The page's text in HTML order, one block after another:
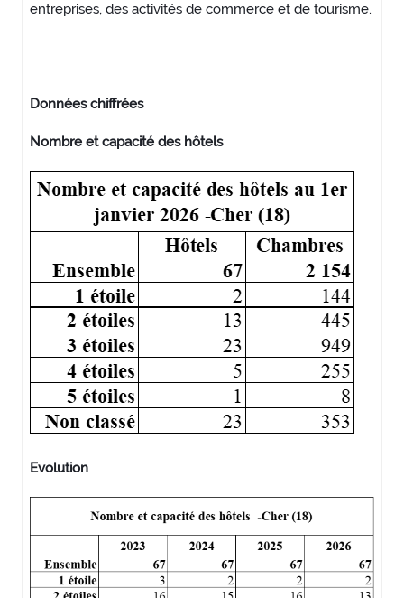
entreprises, des activités de commerce et de tourisme.
Données chiffrées
Nombre et capacité des hôtels
Evolution